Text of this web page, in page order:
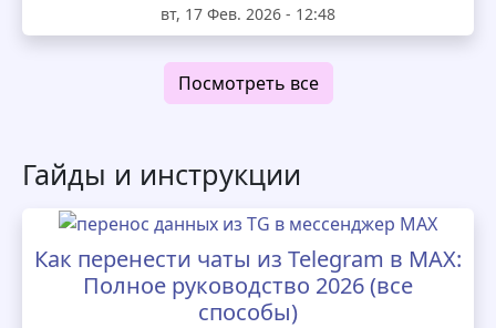
вт, 17 Фев. 2026 - 12:48
Посмотреть все
Гайды и инструкции
Как перенести чаты из Telegram в MAX:
Полное руководство 2026 (все
способы)